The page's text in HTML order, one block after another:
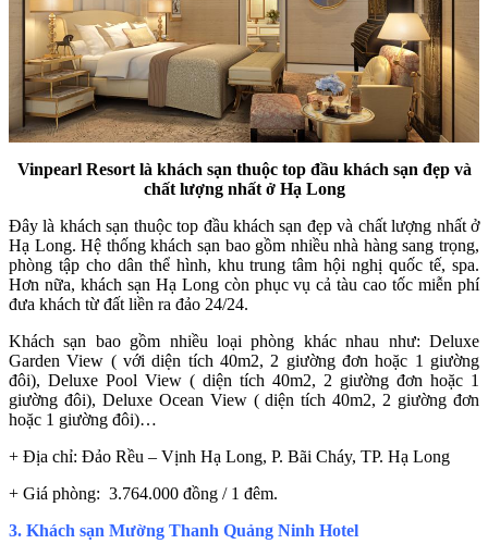
Vinpearl Resort là khách sạn thuộc top đầu khách sạn đẹp và
chất lượng nhất ở Hạ Long
Đây là khách sạn thuộc top đầu khách sạn đẹp và chất lượng nhất ở
Hạ Long. Hệ thống khách sạn bao gồm nhiều nhà hàng sang trọng,
phòng tập cho dân thể hình, khu trung tâm hội nghị quốc tế, spa.
Hơn nữa, khách sạn Hạ Long còn phục vụ cả tàu cao tốc miễn phí
đưa khách từ đất liền ra đảo 24/24.
Khách sạn bao gồm nhiều loại phòng khác nhau như: Deluxe
Garden View ( với diện tích 40m2, 2 giường đơn hoặc 1 giường
đôi), Deluxe Pool View ( diện tích 40m2, 2 giường đơn hoặc 1
giường đôi), Deluxe Ocean View ( diện tích 40m2, 2 giường đơn
hoặc 1 giường đôi)…
+ Địa chỉ: Đảo Rều – Vịnh Hạ Long, P. Bãi Cháy, TP. Hạ Long
+ Giá phòng: 3.764.000 đồng / 1 đêm.
3. Khách sạn Mường Thanh Quảng Ninh Hotel